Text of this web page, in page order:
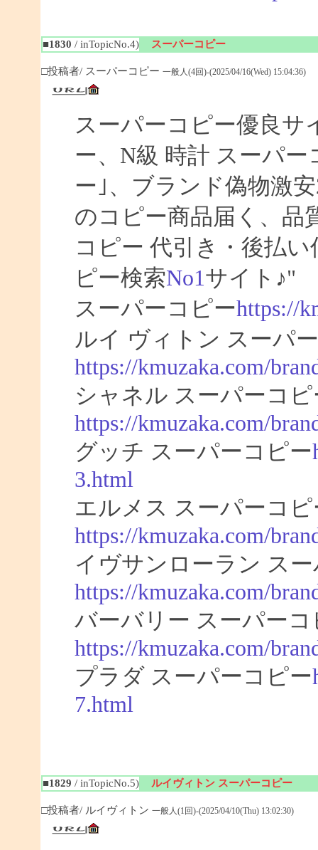
■1830 / inTopicNo.4) スーパーコピー
□投稿者/ スーパーコピー 一般人(4回)-(2025/04/16(Wed) 15:04:36)
スーパーコピー優良サ
ー、N級 時計 スーパ
ー｣、ブランド偽物激
のコピー商品届く、品
コピー 代引き・後払
ピー検索No1サイト♪"
スーパーコピーhttps://
ルイ ヴィトン スーパ
https://kmuzaka.com/
シャネル スーパーコピ
https://kmuzaka.com/
グッチ スーパーコピー
3.html
エルメス スーパーコピ
https://kmuzaka.com/
イヴサンローラン ス
https://kmuzaka.com/
バーバリー スーパーコ
https://kmuzaka.com/
プラダ スーパーコピー
7.html
■1829 / inTopicNo.5) ルイヴィトン スーパーコピー
□投稿者/ ルイヴィトン 一般人(1回)-(2025/04/10(Thu) 13:02:30)